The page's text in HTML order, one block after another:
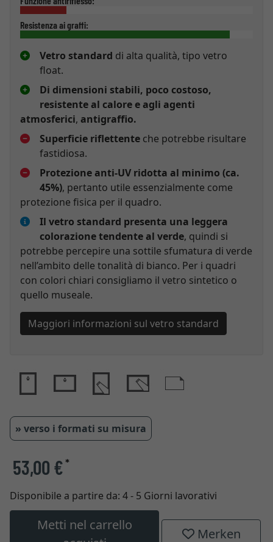
Resistenza ai graffi:
Vetro standard di alta qualità, tipo vetro
float.
Di dimensioni stabili, poco costoso,
resistente al calore e agli agenti
atmosferici, antigraffio.
Superficie riflettente che potrebbe risultare
fastidiosa.
Protezione anti-UV ridotta al minimo (ca.
45%), pertanto utile essenzialmente come
protezione fisica per il quadro.
Il vetro standard presenta una leggera
colorazione tendente al verde, quindi si
potrebbe percepire una sottile sfumatura di verde
nell’ambito delle tonalità di bianco. Per i quadri
con colori chiari consigliamo il vetro sintetico o
quello museale.
Maggiori informazioni sul vetro standard
» verso i formati su misura
53,00 €*
Disponibile a partire da: 4 - 5 Giorni lavorativi
Metti nel carrello
Merken